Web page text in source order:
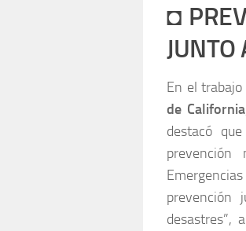
◘
JUNTO
En el
de California
destacó
prevención
desastres”,